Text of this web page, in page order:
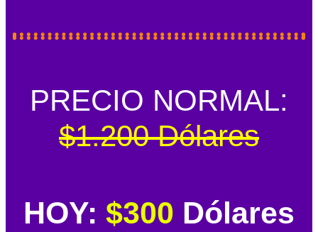
PRECIO NORMAL:
$1.200 Dólares
HOY: $300 Dólares